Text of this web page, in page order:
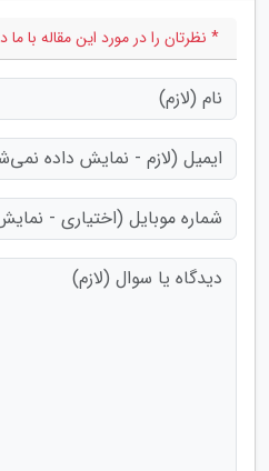
* نظرتان را در مورد این مقاله با ما